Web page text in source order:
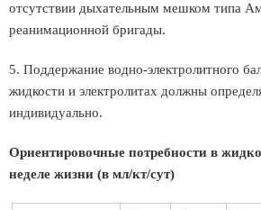
отсутствии дыхательным мешком типа
реанимационной бригады.
5. Поддержание водно-электролитного
жидкости и электролитах должны
индивидуально.
Ориентировочные потребности в
неделе жизни (в мл/кт/сут)